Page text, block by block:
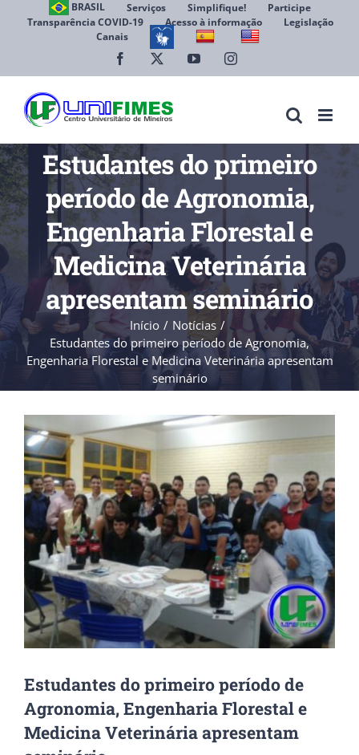
BRASIL Serviços Simplifique!
Participe
Transparência COVID-19
Acesso à informação
Legislação
Canais
Facebook YouTubeInstagram
Estudantes do primeiro
período de Agronomia,
Engenharia Florestal e
Medicina Veterinária
apresentam seminário
Início
Notícias
Estudantes do primeiro período de Agronomia,
Engenharia Florestal e Medicina Veterinária apresentam
seminário
View
Larger
Image
Estudantes do primeiro período de
Agronomia, Engenharia Florestal e
Medicina Veterinária apresentam